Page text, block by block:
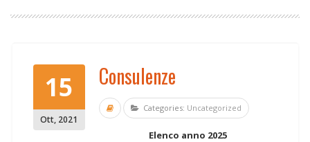
15
Ott, 2021
Consulenze
Categories: Uncategorized
Elenco anno 2025